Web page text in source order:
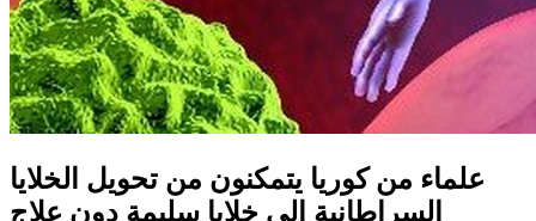
علماء من كوريا يتمكنون من تحويل الخلايا
السراطانية إلى خلايا سليمة دون علاج